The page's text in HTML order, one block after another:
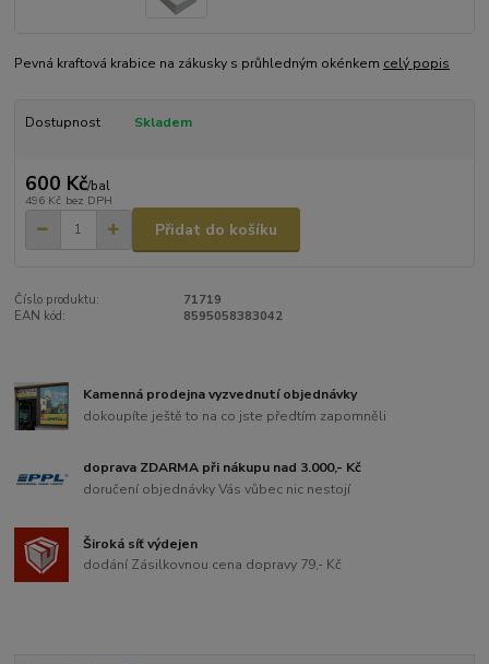
Pevná kraftová krabice na zákusky s průhledným okénkem celý popis
Dostupnost Skladem
600 Kč/bal
496 Kč bez DPH
Přidat do košíku
Číslo produktu:
71719
EAN kód:
8595058383042
Kamenná prodejna vyzvednutí objednávky
dokoupíte ještě to na co jste předtím zapomněli
doprava ZDARMA při nákupu nad 3.000,- Kč
doručení objednávky Vás vůbec nic nestojí
Široká síť výdejen
dodání Zásilkovnou cena dopravy 79,- Kč